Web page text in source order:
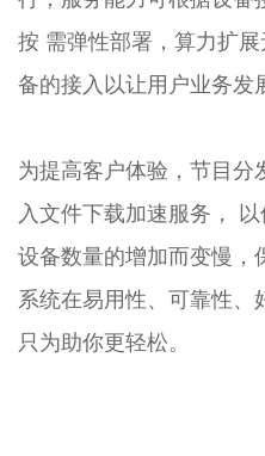
按 需弹性部署，算力扩
备的接入以让用户业务发
为提高客户体验，节目分
入文件下载加速服务，
设备数量的增加而变慢，
系统在易用性、可靠性、
只为助你更轻松。